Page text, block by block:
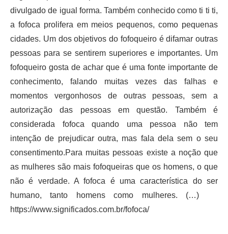
divulgado de igual forma. Também conhecido como ti ti ti,
a fofoca prolifera em meios pequenos, como pequenas
cidades. Um dos objetivos do fofoqueiro é difamar outras
pessoas para se sentirem superiores e importantes. Um
fofoqueiro gosta de achar que é uma fonte importante de
conhecimento, falando muitas vezes das falhas e
momentos vergonhosos de outras pessoas, sem a
autorização das pessoas em questão. Também é
considerada fofoca quando uma pessoa não tem
intenção de prejudicar outra, mas fala dela sem o seu
consentimento.Para muitas pessoas existe a noção que
as mulheres são mais fofoqueiras que os homens, o que
não é verdade. A fofoca é uma característica do ser
humano, tanto homens como mulheres. (…)
https://www.significados.com.br/fofoca/